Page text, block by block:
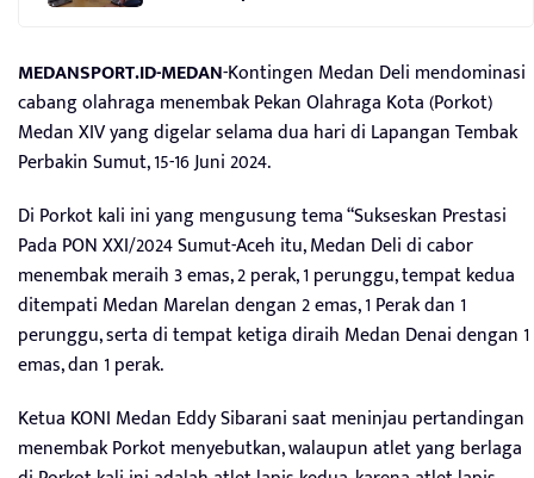
MEDANSPORT.ID-MEDAN-Kontingen Medan Deli mendominasi
cabang olahraga menembak Pekan Olahraga Kota (Porkot)
Medan XIV yang digelar selama dua hari di Lapangan Tembak
Perbakin Sumut, 15-16 Juni 2024.
Di Porkot kali ini yang mengusung tema “Sukseskan Prestasi
Pada PON XXI/2024 Sumut-Aceh itu, Medan Deli di cabor
menembak meraih 3 emas, 2 perak, 1 perunggu, tempat kedua
ditempati Medan Marelan dengan 2 emas, 1 Perak dan 1
perunggu, serta di tempat ketiga diraih Medan Denai dengan 1
emas, dan 1 perak.
Ketua KONI Medan Eddy Sibarani saat meninjau pertandingan
menembak Porkot menyebutkan, walaupun atlet yang berlaga